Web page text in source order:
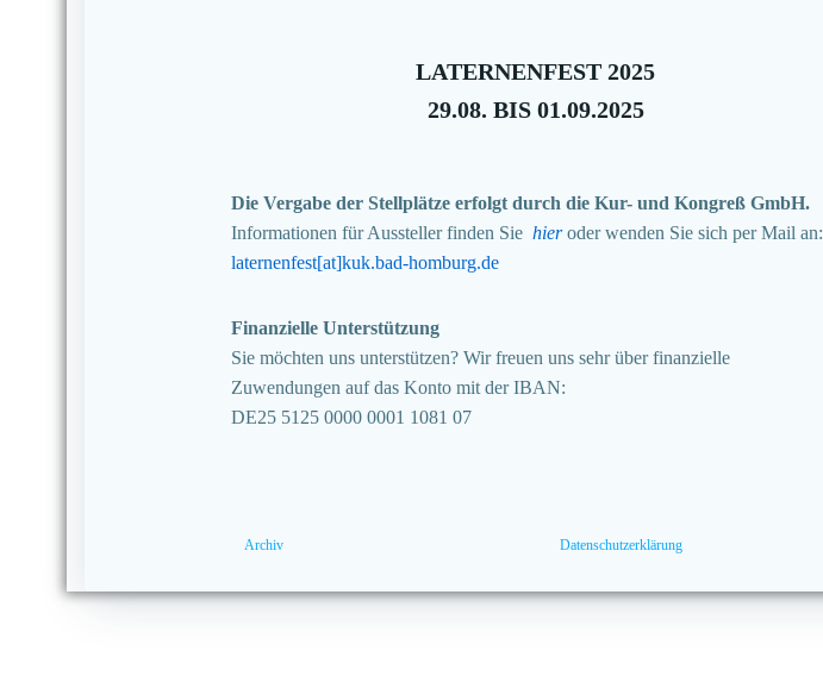
LATERNENFEST 2025
29.08. BIS 01.09.2025
Die Vergabe der Stellplätze erfolgt durch die Kur- und Kongreß GmbH.
Informationen für Aussteller finden Sie hieroder wenden Sie sich per Mail an:
laternenfest[at]kuk.bad-homburg.de
Finanzielle Unterstützung
Sie möchten uns unterstützen? Wir freuen uns sehr über finanzielle
Zuwendungen auf das Konto mit der IBAN:
DE25 5125 0000 0001 1081 07
Archiv Datenschutzerklärung